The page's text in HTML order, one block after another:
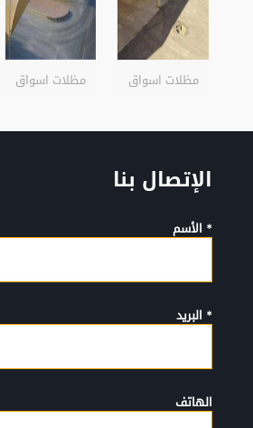
مظلات اسواق مظلات اسواق
الإتصال بنا
* الأسم
* البريد
الهاتف